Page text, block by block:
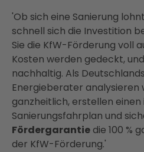
'Ob sich eine Sanierung
schnell sich die Investition
Sie die KfW-Förderung voll
Kosten werden gedeckt,
nachhaltig. Als
Energieberater analysieren
ganzheitlich, erstellen einen
Sanierungsfahrplan und
Fördergarantie die 100 %
der KfW-Förderung.'